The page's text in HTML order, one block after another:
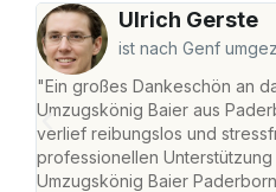
Ulrich Gerste
ist nach Genf
"Ein großes Dankeschön an
Umzugskönig Baier aus
verlief reibungslos und
professionellen Unterstützung
Umzugskönig Baier